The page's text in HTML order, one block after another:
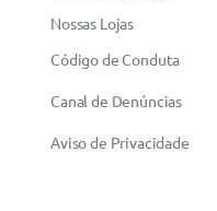
Nossas Lojas
Código de Conduta
Canal de Denúncias
Aviso de Privacidade